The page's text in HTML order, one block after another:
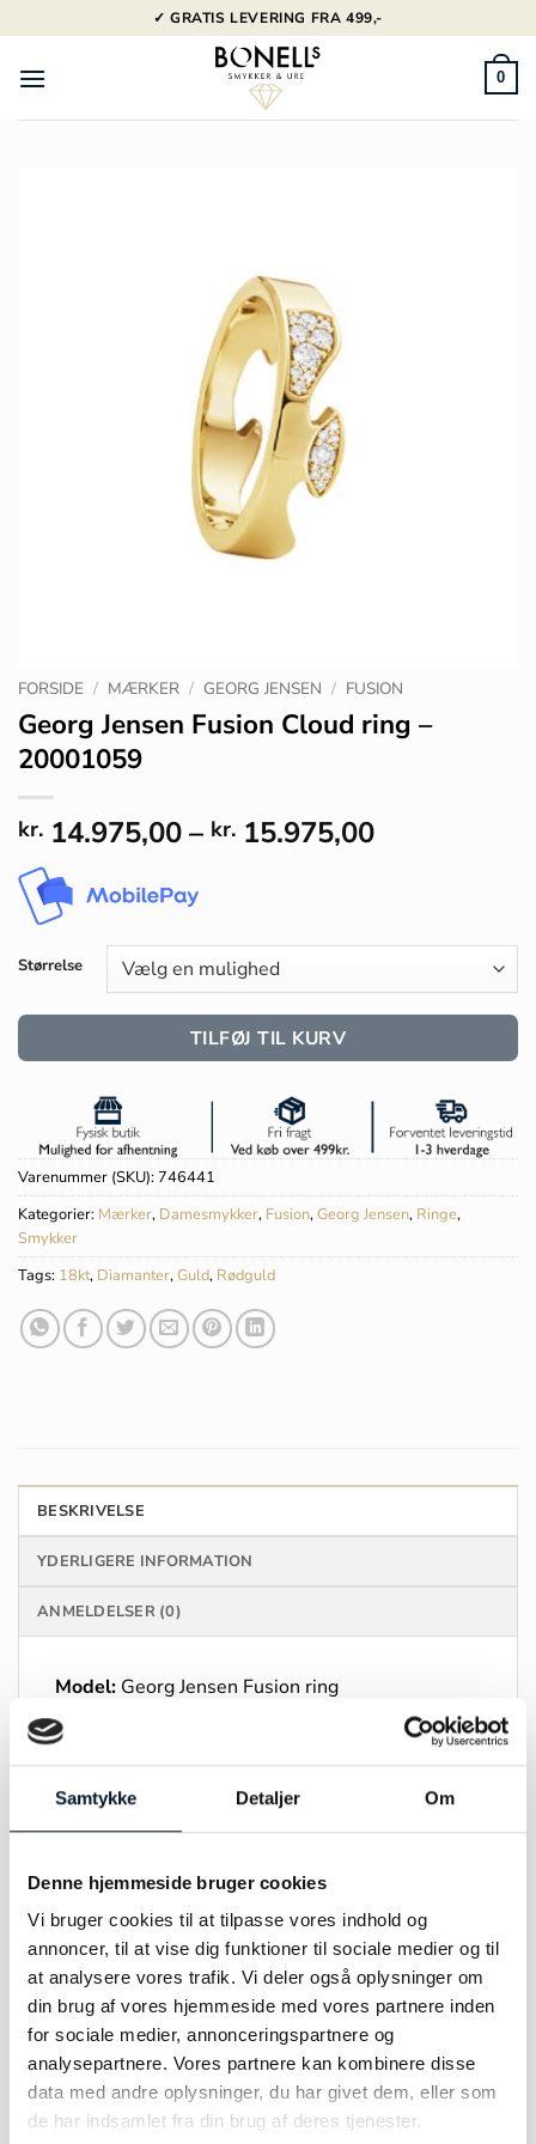
Samtykke Detaljer Om
Denne hjemmeside bruger cookies
Vi bruger cookies til at tilpasse vores indhold og
annoncer, til at vise dig funktioner til sociale medier og til
at analysere vores trafik. Vi deler også oplysninger om
din brug af vores hjemmeside med vores partnere inden
for sociale medier, annonceringspartnere og
analysepartnere. Vores partnere kan kombinere disse
data med andre oplysninger, du har givet dem, eller som
de har indsamlet fra din brug af deres tjenester.
til
indhold
✓ GRATIS LEVERING FRA 499,-
0
FORSIDE / MÆRKER / GEORG JENSEN / FUSION
Georg Jensen Fusion Cloud ring –
20001059
kr. 14.975,00– kr. 15.975,00Prisinterval:
Størrelse
TILFØJ TIL KURV
Varenummer (SKU):746441
Kategorier: Mærker, Damesmykker, Fusion,Georg Jensen, Ringe,
Smykker
Tags: 18kt, Diamanter,Guld, Rødguld
BESKRIVELSE
YDERLIGERE INFORMATION
ANMELDELSER (0)
Model: Georg Jensen Fusion ring
Materiale: 18kt rødguld og diamanter 0,15ct i alt
Størrelse:
Kontakt os gerne, hvis vi ikke har din størrelse på
lager.
RELATEREDE VARER